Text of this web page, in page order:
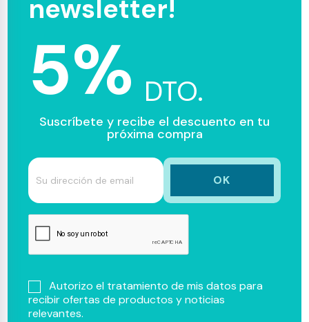
newsletter!
5% DTO.
Suscríbete y recibe el descuento en tu
próxima compra
Autorizo el tratamiento de mis datos para
recibir ofertas de productos y noticias
relevantes.